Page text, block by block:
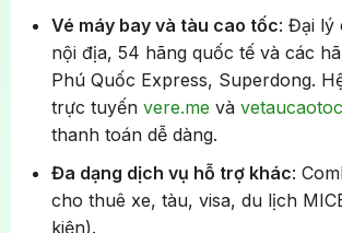
Vé máy bay và tàu cao tốc: Đại lý
nội địa, 54 hãng quốc tế và các
Phú Quốc Express, Superdong.
trực tuyến vere.me và
thanh toán dễ dàng.
Đa dạng dịch vụ hỗ trợ khác:
cho thuê xe, tàu, visa, du lịch
kiện).